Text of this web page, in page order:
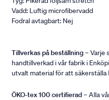
Vadd: Luftig microfibervadd
Fodral avtagbart: Nej
Tillverkas på beställning– Varje
handtillverkad i vår fabrik i
utvalt material för att
ÖKO-tex 100 certifierad– Alla